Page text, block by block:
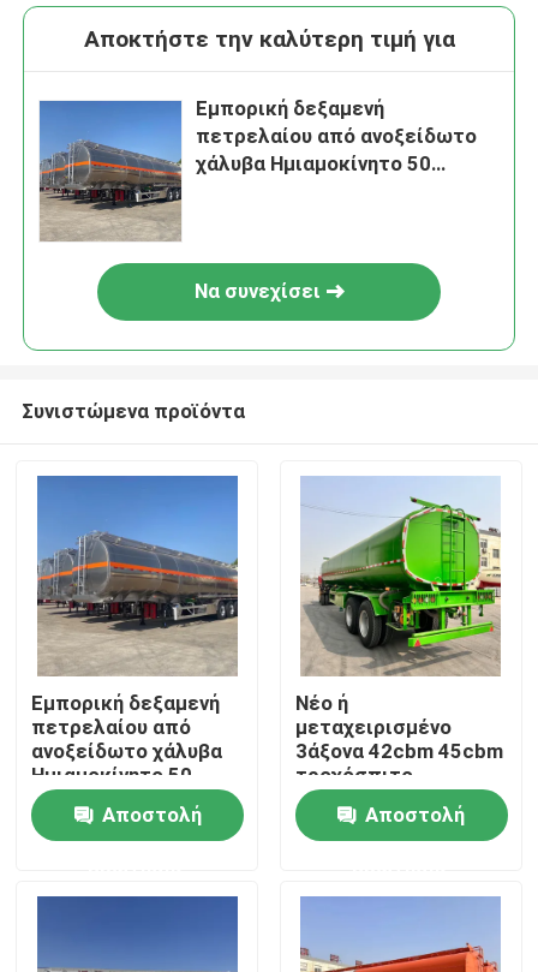
Σπίτι
Βίντεο
Αποκτήστε την καλύτερη τιμή για
Εμπορική δεξαμενή
πετρελαίου από ανοξείδωτο
χάλυβα Ημιαμοκίνητο 50
Να συνεχίσει
Συνιστώμενα προϊόντα
Εμπορική δεξαμενή
πετρελαίου από
ανοξείδωτο χάλυβα
Ημιαμοκίνητο 50
τετραγωνικών
δεξαμενών υγρού
Φορτηγό μεταφορικό
Αποστολή
Νέο ή
μεταχειρισμένο
3άξονα 42cbm 45cbm
τροχόσπιτο
πετρελαϊκού
δεξαμενόπλοιου
Αποστολή